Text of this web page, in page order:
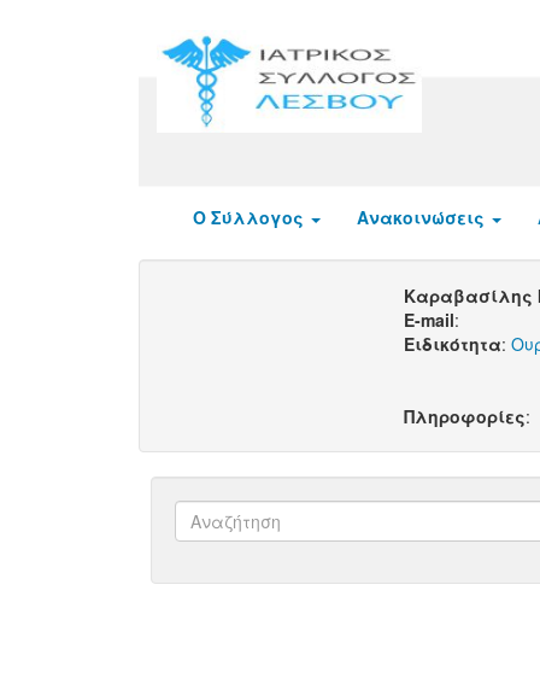
Ο Σύλλογος Ανακοινώσεις
Καραβασίλης
E-mail:
Ειδικότητα:
Πληροφορίες: